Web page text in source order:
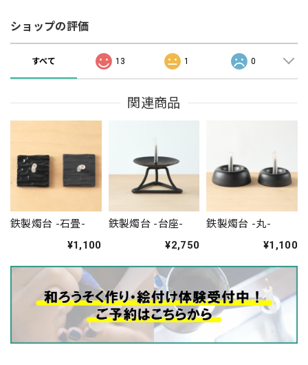
ショップの評価
すべて 13 1 0
関連商品
鉄製燭台 -石畳-
¥1,100
鉄製燭台 -台座-
¥2,750
鉄製燭台 -丸-
¥1,100